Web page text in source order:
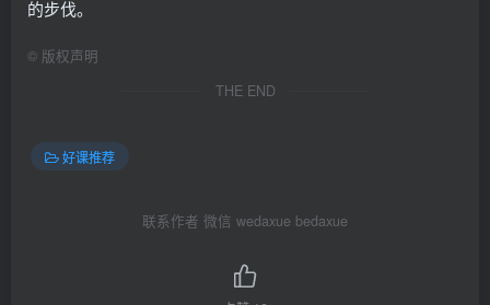
的步伐。
© 版权声明
THE END
好课推荐
联系作者 微信 wedaxue bedaxue